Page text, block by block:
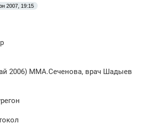
2007, 19:15
2006) ММА.Сеченова, врач Шадыев